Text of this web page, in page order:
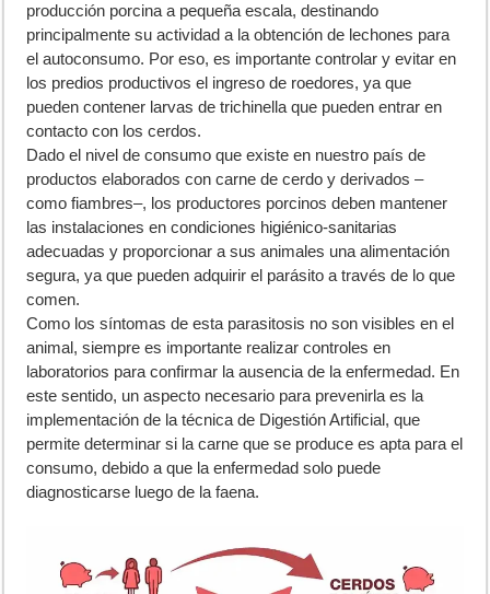
producción porcina a pequeña escala, destinando
principalmente su actividad a la obtención de lechones para
el autoconsumo. Por eso, es importante controlar y evitar en
los predios productivos el ingreso de roedores, ya que
pueden contener larvas de trichinella que pueden entrar en
contacto con los cerdos.
Dado el nivel de consumo que existe en nuestro país de
productos elaborados con carne de cerdo y derivados –
como fiambres–, los productores porcinos deben mantener
las instalaciones en condiciones higiénico-sanitarias
adecuadas y proporcionar a sus animales una alimentación
segura, ya que pueden adquirir el parásito a través de lo que
comen.
Como los síntomas de esta parasitosis no son visibles en el
animal, siempre es importante realizar controles en
laboratorios para confirmar la ausencia de la enfermedad. En
este sentido, un aspecto necesario para prevenirla es la
implementación de la técnica de Digestión Artificial, que
permite determinar si la carne que se produce es apta para el
consumo, debido a que la enfermedad solo puede
diagnosticarse luego de la faena.